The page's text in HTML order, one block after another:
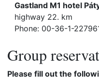
Gastland M1 hotel
highway 22. km
Phone: 00-36-1-
Group
Please fill out the